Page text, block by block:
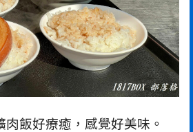
肉飯好療癒，感覺好美味。